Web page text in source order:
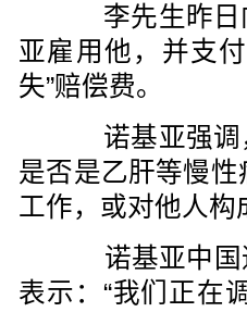
李先生昨日向
亚雇用他，并支
失”赔偿费。
诺基亚强调，
是否是乙肝等慢
工作，或对他人构
诺基亚中国
表示：“我们正在